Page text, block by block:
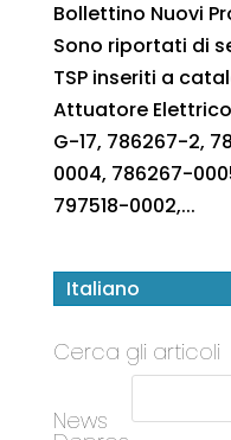
Bollettino Nuovi
Sono riportati di
TSP inseriti a
Attuatore Elettrico
G-17, 786267-2,
0004, 786267-
797518-0002,...
Italiano
Cerca gli articoli
News